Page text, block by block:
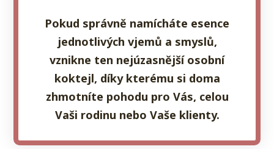
Pokud správně namícháte esence
jednotlivých vjemů a smyslů,
vznikne ten nejúzasnější osobní
koktejl, díky kterému si doma
zhmotníte pohodu pro Vás, celou
Vaši rodinu nebo Vaše klienty.